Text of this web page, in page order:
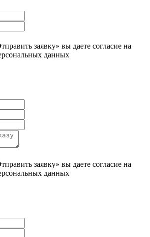
заявку» вы даете согласие на
данных
заявку» вы даете согласие на
данных